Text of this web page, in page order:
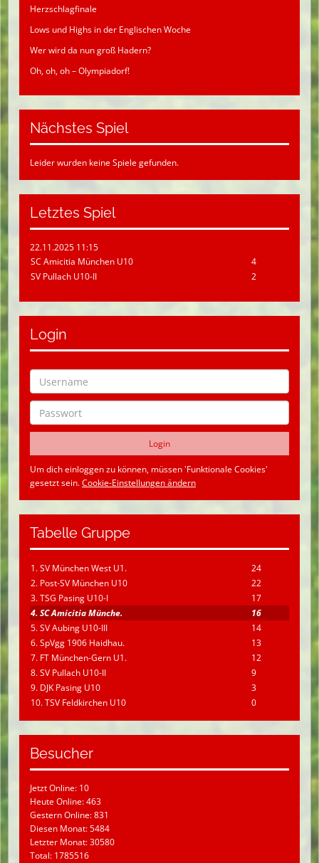
Herzschlagfinale
Lows und Highs in der Englischen Woche
Wer wird da nun groß Hadern?
Oh, oh, oh – Olympiadorf!
Nächstes Spiel
Leider wurden keine Spiele gefunden.
Letztes Spiel
22.11.2025 11:15
SC Amicitia München U10
4
SV Pullach U10-II
2
Login
Um dich einloggen zu können, müssen 'Funktionale Cookies'
gesetzt sein.Cookie-Einstellungen ändern
Tabelle Gruppe
1. SV München West U1.
24
2. Post-SV München U10
22
3. TSG Pasing U10-I
17
4. SC Amicitia Münche.
16
5. SV Aubing U10-III
14
6. SpVgg 1906 Haidhau.
13
7. FT München-Gern U1.
12
8. SV Pullach U10-II
9
9. DJK Pasing U10
3
10. TSV Feldkirchen U10
0
Besucher
Jetzt Online: 10
Heute Online: 463
Gestern Online: 831
Diesen Monat: 5484
Letzter Monat: 30580
Total: 1785516